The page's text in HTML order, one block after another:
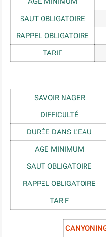
SAUT OBLIGATOIRE
RAPPEL OBLIGATOIRE
TARIF
SAVOIR NAGER
DIFFICULTÉ
DURÉE DANS L'EAU
AGE MINIMUM
SAUT OBLIGATOIRE
RAPPEL OBLIGATOIRE
TARIF